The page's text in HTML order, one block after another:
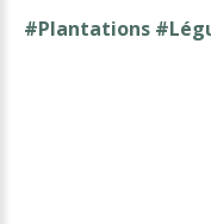
#Plantations